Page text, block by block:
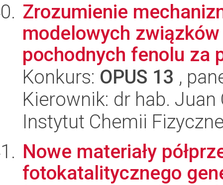
Zrozumienie
modelowych
pochodnych fenolu za
Konkurs: OPUS 13 ,
Kierownik: dr hab.
Instytut Chemii
Nowe materiały
fotokatalitycznego